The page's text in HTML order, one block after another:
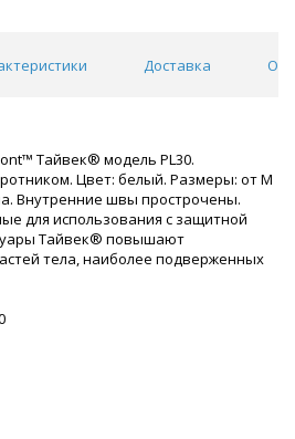
Доставка
Тайвек® модель PL30.
Цвет: белый. Размеры: от М
Внутренние швы прострочены.
для использования с защитной
Тайвек® повышают
тела, наиболее подверженных